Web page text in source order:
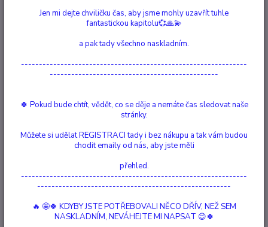
Ohodnotit produkt
cvičení, výborné jsou i pro relaxaci, zvýšení spirituality a
vyráběny. Jejich příj...celý popis
Dostupnost Není skladem
87 Kč
Momentálně není k dispozici
Jen mi dejte chviličku čas, aby jsme mohly uzavřít tuhle
fantastickou kapitolu💞🙏💫
a pak tady všechno naskladním.
---------------------------------------------------------------
-----------------------------------------------
🍀 Pokud bude chtít, vědět, co se děje a nemáte čas sledovat naše
stránky.
Můžete si udělat REGISTRACI tady i bez nákupu a tak vám budou
chodit emaily od nás, aby jste měli
přehled.
---------------------------------------------------------------
------------------------------------------------------
🔥 🤩🍀 KDYBY JSTE POTŘEBOVALI NĚCO DŘÍV, NEŽ SEM
NASKLADNÍM, NEVÁHEJTE MI NAPSAT 😉🍀